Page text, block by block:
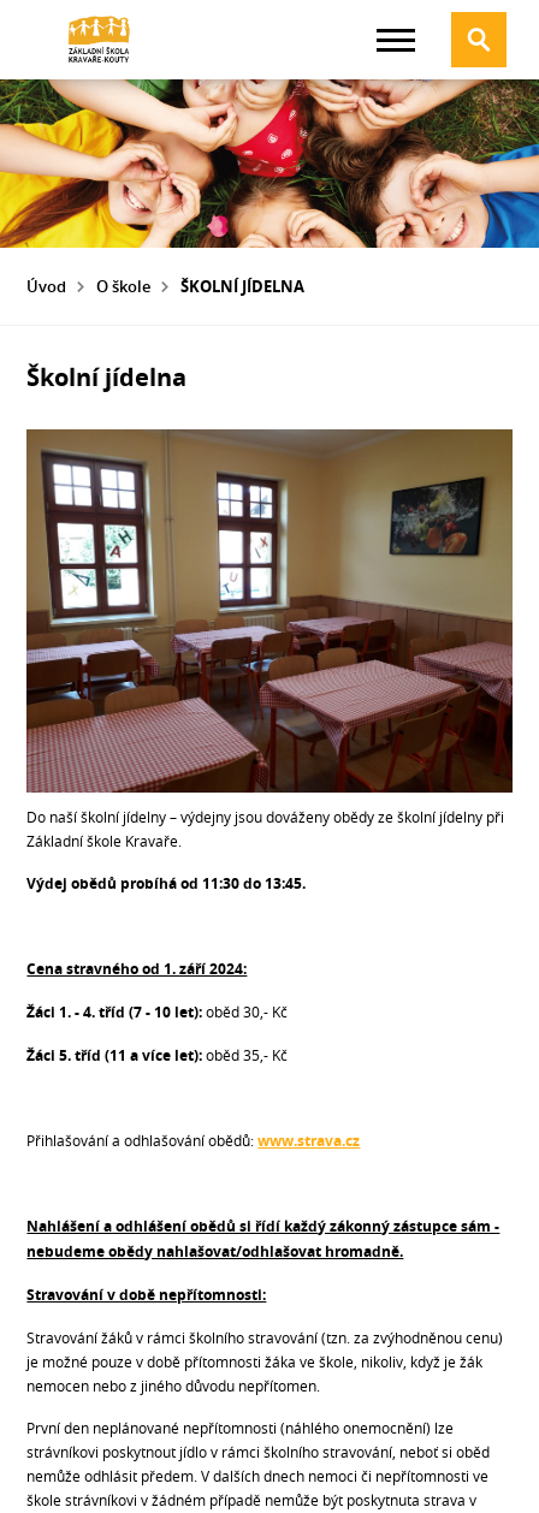
Úvod O škole ŠKOLNÍ JÍDELNA
Školní jídelna
Do naší školní jídelny – výdejny jsou dováženy obědy ze školní jídelny při
Základní škole Kravaře.
Výdej obědů probíhá od 11:30 do 13:45.
Cena stravného od 1. září 2024:
Žáci 1. - 4. tříd (7 - 10 let):oběd 30,- Kč
Žáci 5. tříd (11 a více let):oběd 35,- Kč
Přihlašování a odhlašování obědů:www.strava.cz
Nahlášení a odhlášení obědů si řídí každý zákonný zástupce sám -
nebudeme obědy nahlašovat/odhlašovat hromadně.
Stravování v době nepřítomnosti:
Stravování žáků v rámci školního stravování (tzn. za zvýhodněnou cenu)
je možné pouze v době přítomnosti žáka ve škole, nikoliv, když je žák
nemocen nebo z jiného důvodu nepřítomen.
První den neplánované nepřítomnosti (náhlého onemocnění) lze
strávníkovi poskytnout jídlo v rámci školního stravování, neboť si oběd
nemůže odhlásit předem. V dalších dnech nemoci či nepřítomnosti ve
škole strávníkovi v žádném případě nemůže být poskytnuta strava v